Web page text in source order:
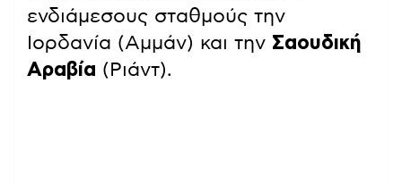
ενδιάμεσους σταθμούς την
Ιορδανία (Αμμάν) και την Σαουδική
Αραβία (Ριάντ).